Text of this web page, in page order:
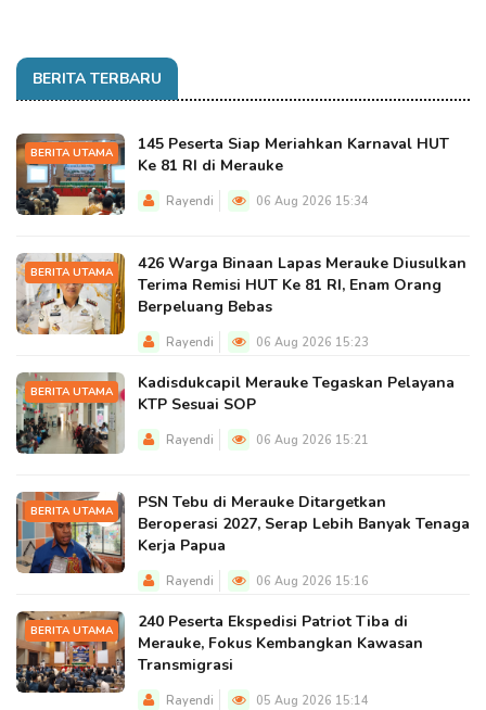
BERITA TERBARU
BERITA UTAMA
145 Peserta Siap Meriahkan Karnaval HUT
Ke 81 RI di Merauke
Rayendi 06 Aug 2026 15:34
BERITA UTAMA
426 Warga Binaan Lapas Merauke Diusulkan
Terima Remisi HUT Ke 81 RI, Enam Orang
Berpeluang Bebas
Rayendi 06 Aug 2026 15:23
BERITA UTAMA
Kadisdukcapil Merauke Tegaskan Pelayana
KTP Sesuai SOP
Rayendi 06 Aug 2026 15:21
BERITA UTAMA
PSN Tebu di Merauke Ditargetkan
Beroperasi 2027, Serap Lebih Banyak Tenaga
Kerja Papua
Rayendi 06 Aug 2026 15:16
BERITA UTAMA
240 Peserta Ekspedisi Patriot Tiba di
Merauke, Fokus Kembangkan Kawasan
Transmigrasi
Rayendi 05 Aug 2026 15:14